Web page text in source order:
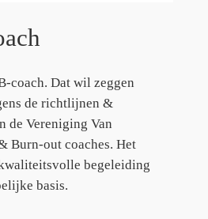
coach. Dat wil zeggen
de richtlijnen &
de Vereniging Van
Burn-out coaches. Het
begeleiding
basis.